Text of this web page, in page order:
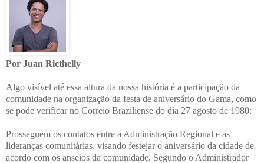
Por Juan Ricthelly
Algo visível até essa altura da nossa história é a participação da
comunidade na organização da festa de aniversário do Gama, como
se pode verificar no Correio Braziliense do dia 27 agosto de 1980:
Prosseguem os contatos entre a Administração Regional e as
lideranças comunitárias, visando festejar o aniversário da cidade de
acordo com os anseios da comunidade. Segundo o Administrador